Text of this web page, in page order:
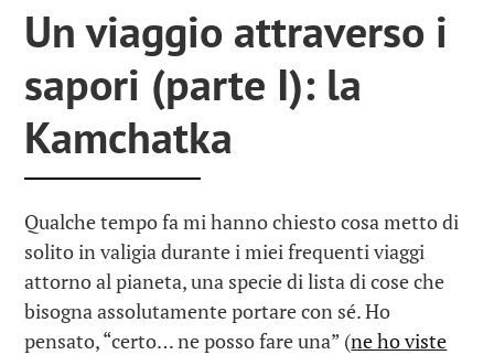
Un viaggio attraverso i
sapori (parte I): la
Kamchatka
Qualche tempo fa mi hanno chiesto cosa metto di
solito in valigia durante i miei frequenti viaggi
attorno al pianeta, una specie di lista di cose che
bisogna assolutamente portare con sé. Ho
pensato, “certo… ne posso fare una” (ne ho viste